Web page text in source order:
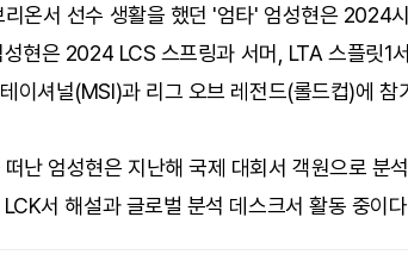
온서 선수 생활을 했던 '엄타' 엄성현은 2024
현은 2024 LCS 스프링과 서머, LTA 스플릿1
이셔널(MSI)과 리그 오브 레전드(롤드컵)에 참
난 엄성현은 지난해 국제 대회서 객원으로 분
서 해설과 글로벌 분석 데스크서 활동 중이